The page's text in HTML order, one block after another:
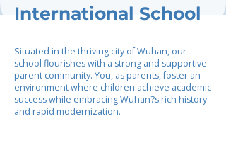
International School
Situated in the thriving city of Wuhan, our
school flourishes with a strong and supportive
parent community. You, as parents, foster an
environment where children achieve academic
success while embracing Wuhan?s rich history
and rapid modernization.